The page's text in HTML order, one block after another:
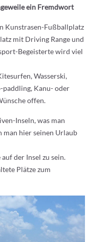
ein Fremdwort
Kunstrasen-Fußballplatz
mit Driving Range und
Begeisterte wird viel
Wasserski,
paddling, Kanu- oder
offen.
Inseln, was man
hier seinen Urlaub
der Insel zu sein.
Plätze zum